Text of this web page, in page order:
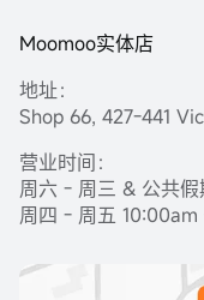
Moomoo实体店
地址：
Shop 66, 427-441
营业时间：
周六 - 周三 & 公共
周四 - 周五